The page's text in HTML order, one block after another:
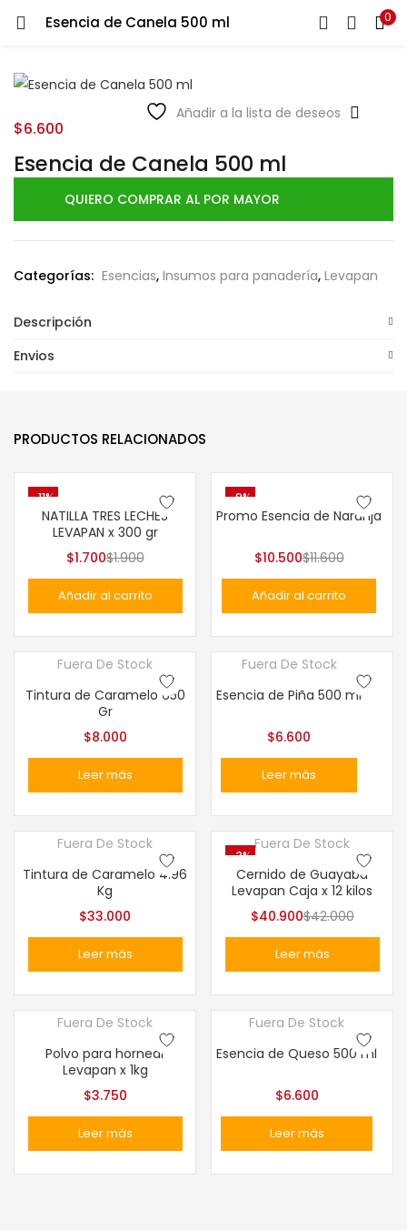
Esencia de Canela 500 ml 0
Añadir a la lista de deseos
Esencia de Canela 500 ml
$6.600
QUIERO COMPRAR AL POR MAYOR
Categorías: Esencias, Insumos para panadería, Levapan
Descripción
Envios
PRODUCTOS RELACIONADOS
-11%
NATILLA TRES LECHES
LEVAPAN x 300 gr
$1.700$1.900
Añadir al carrito
-9%
Promo Esencia de Naranja
$10.500$11.600
Añadir al carrito
Fuera De Stock
Tintura de Caramelo 650
Gr
$8.000
Leer más
Fuera De Stock
Esencia de Piña 500 ml
$6.600
Leer más
Fuera De Stock
Tintura de Caramelo 4.96
Kg
$33.000
Leer más
-3%
Fuera De Stock
Cernido de Guayaba
Levapan Caja x 12 kilos
$40.900$42.000
Leer más
Fuera De Stock
Polvo para hornear
Levapan x 1kg
$3.750
Leer más
Fuera De Stock
Esencia de Queso 500 ml
$6.600
Leer más
LOGIN
Ingresa tu correo y contraseña para iniciar sesión.
Recuérdame